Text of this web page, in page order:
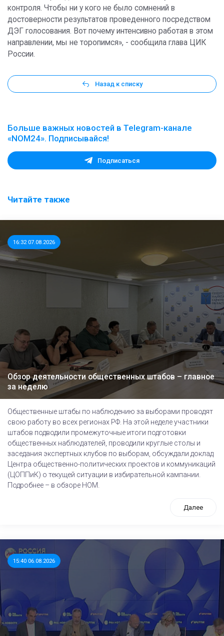
контроля. Чтобы ни у кого не было сомнений в
достоверности результатов проведенного посредством
ДЭГ голосования. Вот почему интенсивно работая в этом
направлении, мы не торопимся», - сообщила глава ЦИК
России.
Назад к списку
Больше важных новостей в Telegram-канале
«NOM24». Подписывайся!
Подписаться
Читайте также
16:32 07.08.2026
Обзор деятельности общественных штабов – главное
за неделю
Общественные штабы по наблюдению за выборами проводят
свою работу во всех регионах РФ. На этой неделе участники
штабов подводили промежуточные итоги подготовки
общественных наблюдателей, проводили круглые столы и
заседания экспертных клубов по выборам, обсуждали доклад
Центра общественно-политических проектов и коммуникаций
(ЦОППиК) о текущей ситуации в избирательной кампании.
Подробнее – в обзоре НОМ.
Далее
15:40 06.08.2026